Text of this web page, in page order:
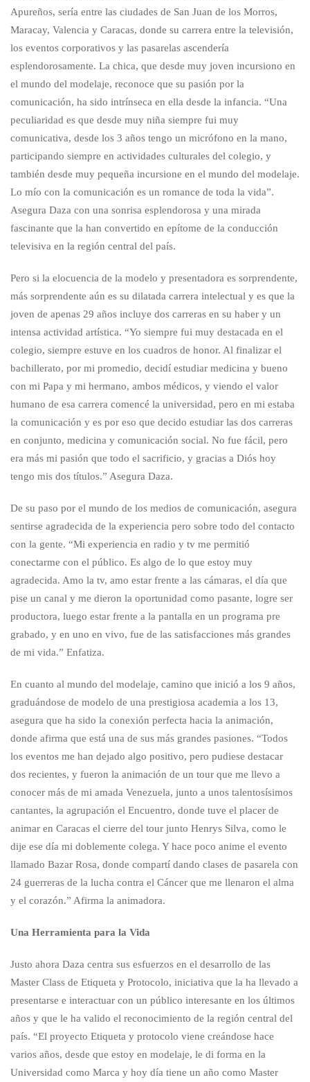
Apureños, sería entre las ciudades de San Juan de los Morros,
Maracay, Valencia y Caracas, donde su carrera entre la televisión,
los eventos corporativos y las pasarelas ascendería
esplendorosamente. La chica, que desde muy joven incursiono en
el mundo del modelaje, reconoce que su pasión por la
comunicación, ha sido intrínseca en ella desde la infancia. “Una
peculiaridad es que desde muy niña siempre fui muy
comunicativa, desde los 3 años tengo un micrófono en la mano,
participando siempre en actividades culturales del colegio, y
también desde muy pequeña incursione en el mundo del modelaje.
Lo mío con la comunicación es un romance de toda la vida”.
Asegura Daza con una sonrisa esplendorosa y una mirada
fascinante que la han convertido en epítome de la conducción
televisiva en la región central del país.
Pero si la elocuencia de la modelo y presentadora es sorprendente,
más sorprendente aún es su dilatada carrera intelectual y es que la
joven de apenas 29 años incluye dos carreras en su haber y un
intensa actividad artística. “Yo siempre fui muy destacada en el
colegio, siempre estuve en los cuadros de honor. Al finalizar el
bachillerato, por mi promedio, decidí estudiar medicina y bueno
con mi Papa y mi hermano, ambos médicos, y viendo el valor
humano de esa carrera comencé la universidad, pero en mi estaba
la comunicación y es por eso que decido estudiar las dos carreras
en conjunto, medicina y comunicación social. No fue fácil, pero
era más mi pasión que todo el sacrificio, y gracias a Diós hoy
tengo mis dos títulos.” Asegura Daza.
De su paso por el mundo de los medios de comunicación, asegura
sentirse agradecida de la experiencia pero sobre todo del contacto
con la gente. “Mi experiencia en radio y tv me permitió
conectarme con el público. Es algo de lo que estoy muy
agradecida. Amo la tv, amo estar frente a las cámaras, el día que
pise un canal y me dieron la oportunidad como pasante, logre ser
productora, luego estar frente a la pantalla en un programa pre
grabado, y en uno en vivo, fue de las satisfacciones más grandes
de mi vida.” Enfatiza.
En cuanto al mundo del modelaje, camino que inició a los 9 años,
graduándose de modelo de una prestigiosa academia a los 13,
asegura que ha sido la conexión perfecta hacia la animación,
donde afirma que está una de sus más grandes pasiones. “Todos
los eventos me han dejado algo positivo, pero pudiese destacar
dos recientes, y fueron la animación de un tour que me llevo a
conocer más de mi amada Venezuela, junto a unos talentosísimos
cantantes, la agrupación el Encuentro, donde tuve el placer de
animar en Caracas el cierre del tour junto Henrys Silva, como le
dije ese día mi doblemente colega. Y hace poco anime el evento
llamado Bazar Rosa, donde compartí dando clases de pasarela con
24 guerreras de la lucha contra el Cáncer que me llenaron el alma
y el corazón.” Afirma la animadora.
Una Herramienta para la Vida
Justo ahora Daza centra sus esfuerzos en el desarrollo de las
Master Class de Etiqueta y Protocolo, iniciativa que la ha llevado a
presentarse e interactuar con un público interesante en los últimos
años y que le ha valido el reconocimiento de la región central del
país. “El proyecto Etiqueta y protocolo viene creándose hace
varios años, desde que estoy en modelaje, le di forma en la
Universidad como Marca y hoy día tiene un año como Master